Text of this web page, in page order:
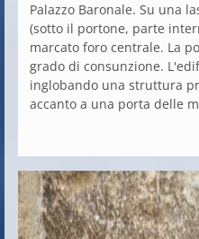
Palazzo Baronale. Su una
(sotto il portone, parte
marcato foro centrale. La
grado di consunzione.
inglobando una struttura
accanto a una porta delle